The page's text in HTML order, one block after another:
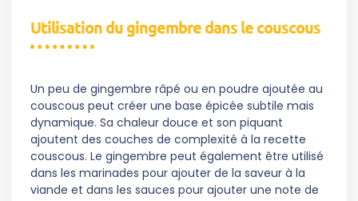
Utilisation du gingembre dans le couscous
Un peu de gingembre râpé ou en poudre ajoutée au
couscous peut créer une base épicée subtile mais
dynamique. Sa chaleur douce et son piquant
ajoutent des couches de complexité à la recette
couscous. Le gingembre peut également être utilisé
dans les marinades pour ajouter de la saveur à la
viande et dans les sauces pour ajouter une note de